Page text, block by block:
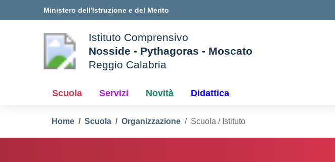
Ministero dell'Istruzione e del Merito
della scuola
Istituto Comprensivo
Nosside - Pythagoras - Moscato
Reggio Calabria
Scuola Servizi Novità Didattica
Home Scuola Organizzazione Scuola / Istituto